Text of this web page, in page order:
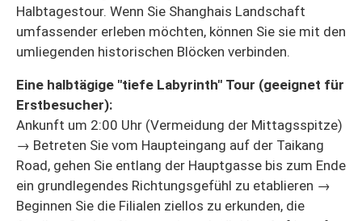
Halbtagestour. Wenn Sie Shanghais Landschaft
umfassender erleben möchten, können Sie sie mit den
umliegenden historischen Blöcken verbinden.
Eine halbtägige "tiefe Labyrinth" Tour (geeignet für
Erstbesucher):
Ankunft um 2:00 Uhr (Vermeidung der Mittagsspitze)
→ Betreten Sie vom Haupteingang auf der Taikang
Road, gehen Sie entlang der Hauptgasse bis zum Ende
ein grundlegendes Richtungsgefühl zu etablieren →
Beginnen Sie die Filialen ziellos zu erkunden, die